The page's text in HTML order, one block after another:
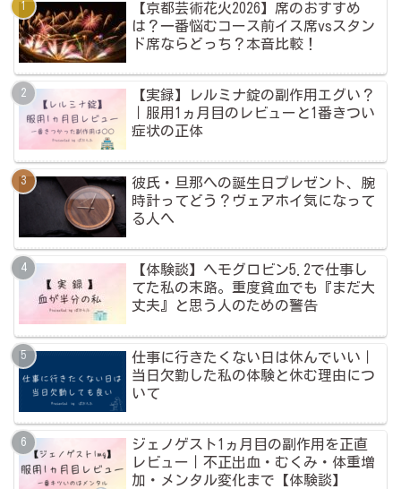
【京都芸術花火2026】席のおすすめ
は？一番悩むコース前イス席vsスタン
ド席ならどっち？本音比較！
【実録】レルミナ錠の副作用エグい？
｜服用1ヵ月目のレビューと1番きつい
症状の正体
彼氏・旦那への誕生日プレゼント、腕
時計ってどう？ヴェアホイ気になって
る人へ
【体験談】ヘモグロビン5.2で仕事し
てた私の末路。重度貧血でも『まだ大
丈夫』と思う人のための警告
仕事に行きたくない日は休んでいい｜
当日欠勤した私の体験と休む理由につ
いて
ジェノゲスト1ヵ月目の副作用を正直
レビュー｜不正出血・むくみ・体重増
加・メンタル変化まで【体験談】